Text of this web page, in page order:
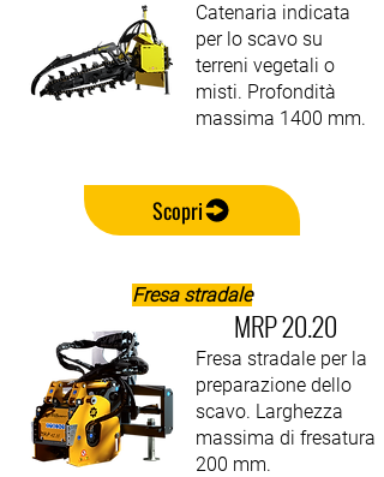
Catenaria indicata
per lo scavo su
terreni vegetali o
misti. Profondità
massima 1400 mm.
Scopri
Fresa stradale
MRP 20.20
Fresa stradale per la
preparazione dello
scavo. Larghezza
massima di fresatura
200 mm.